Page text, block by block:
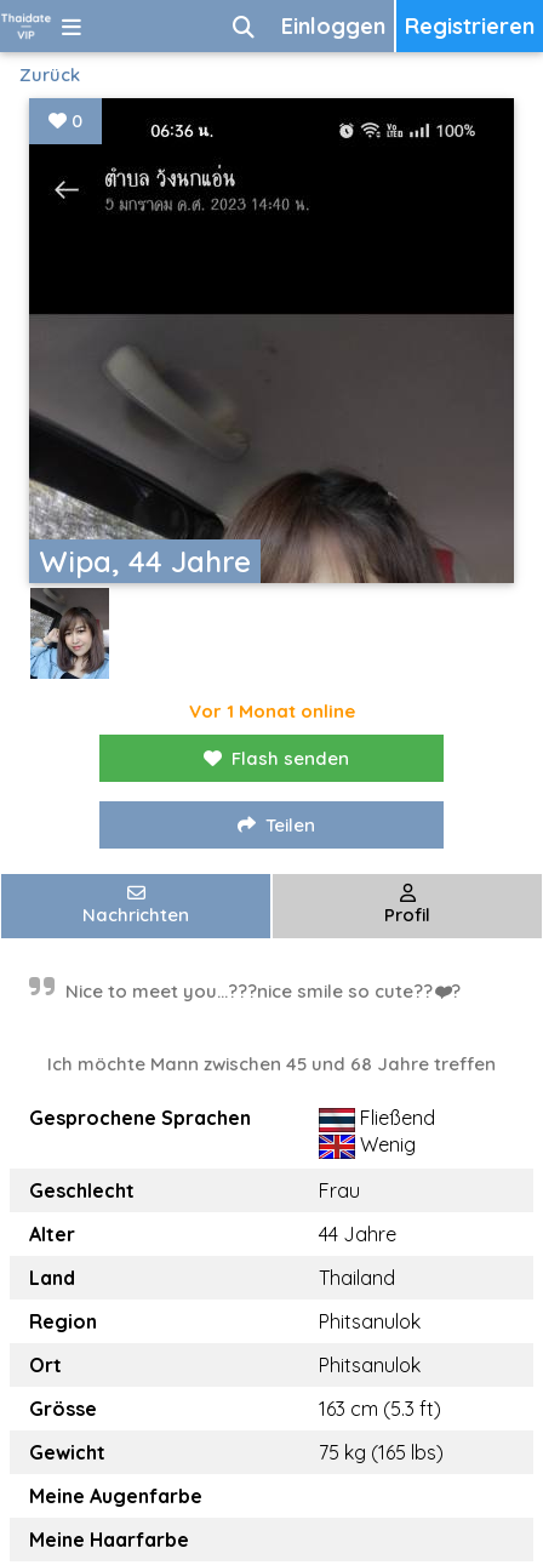
Registrieren
Einloggen
Zurück
Wipa, 44 Jahre
0
Vor 1 Monat online
Flash senden
Teilen
Nachrichten Profil
Nice to meet you...???nice smile so cute??❤️?
Ich möchte Mann zwischen 45 und 68 Jahre treffen
Gesprochene Sprachen
Fließend
Wenig
Geschlecht
Frau
Alter
44 Jahre
Land
Thailand
Region
Phitsanulok
Ort
Phitsanulok
Grösse
163 cm (5.3 ft)
Gewicht
75 kg (165 lbs)
Meine Augenfarbe
Meine Haarfarbe